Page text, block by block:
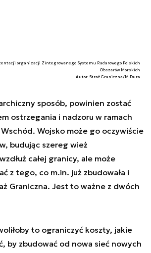
organizacji Zintegrowanego Systemu Radarowego Polskich
Obszarów Morskich
Autor. Straż Graniczna/M.Dura
sposób, powinien zostać
ostrzegania i nadzoru w ramach
Wojsko może go oczywiście
budując szereg wież
całej granicy, ale może
z tego, co m.in. już zbudowała i
Graniczna. Jest to ważne z dwóch
to ograniczyć koszty, jakie
by zbudować od nowa sieć nowych